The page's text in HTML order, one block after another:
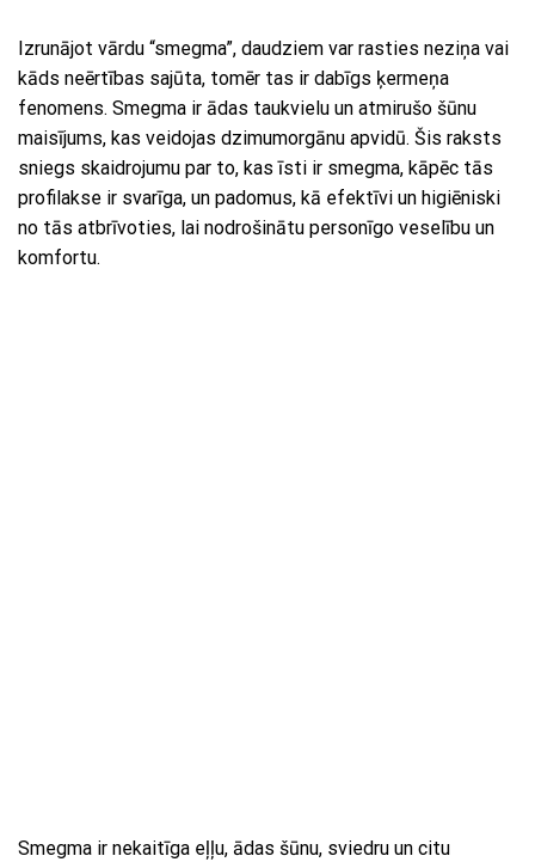
Izrunājot vārdu “smegma”, daudziem var rasties neziņa vai
kāds neērtības sajūta, tomēr tas ir dabīgs ķermeņa
fenomens. Smegma ir ādas taukvielu un atmirušo šūnu
maisījums, kas veidojas dzimumorgānu apvidū. Šis raksts
sniegs skaidrojumu par to, kas īsti ir smegma, kāpēc tās
profilakse ir svarīga, un padomus, kā efektīvi un higiēniski
no tās atbrīvoties, lai nodrošinātu personīgo veselību un
komfortu.
Smegma ir nekaitīga eļļu, ādas šūnu, sviedru un citu